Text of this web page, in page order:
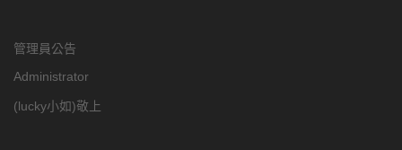
管理員公告
Administrator
(lucky小如)敬上